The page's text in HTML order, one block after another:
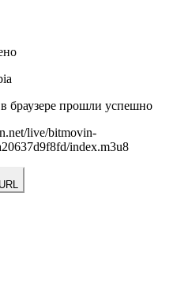
браузере прошли успешно
live/bitmovin-
index.m3u8